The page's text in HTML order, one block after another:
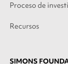
Proceso de
Recursos
SIMONS